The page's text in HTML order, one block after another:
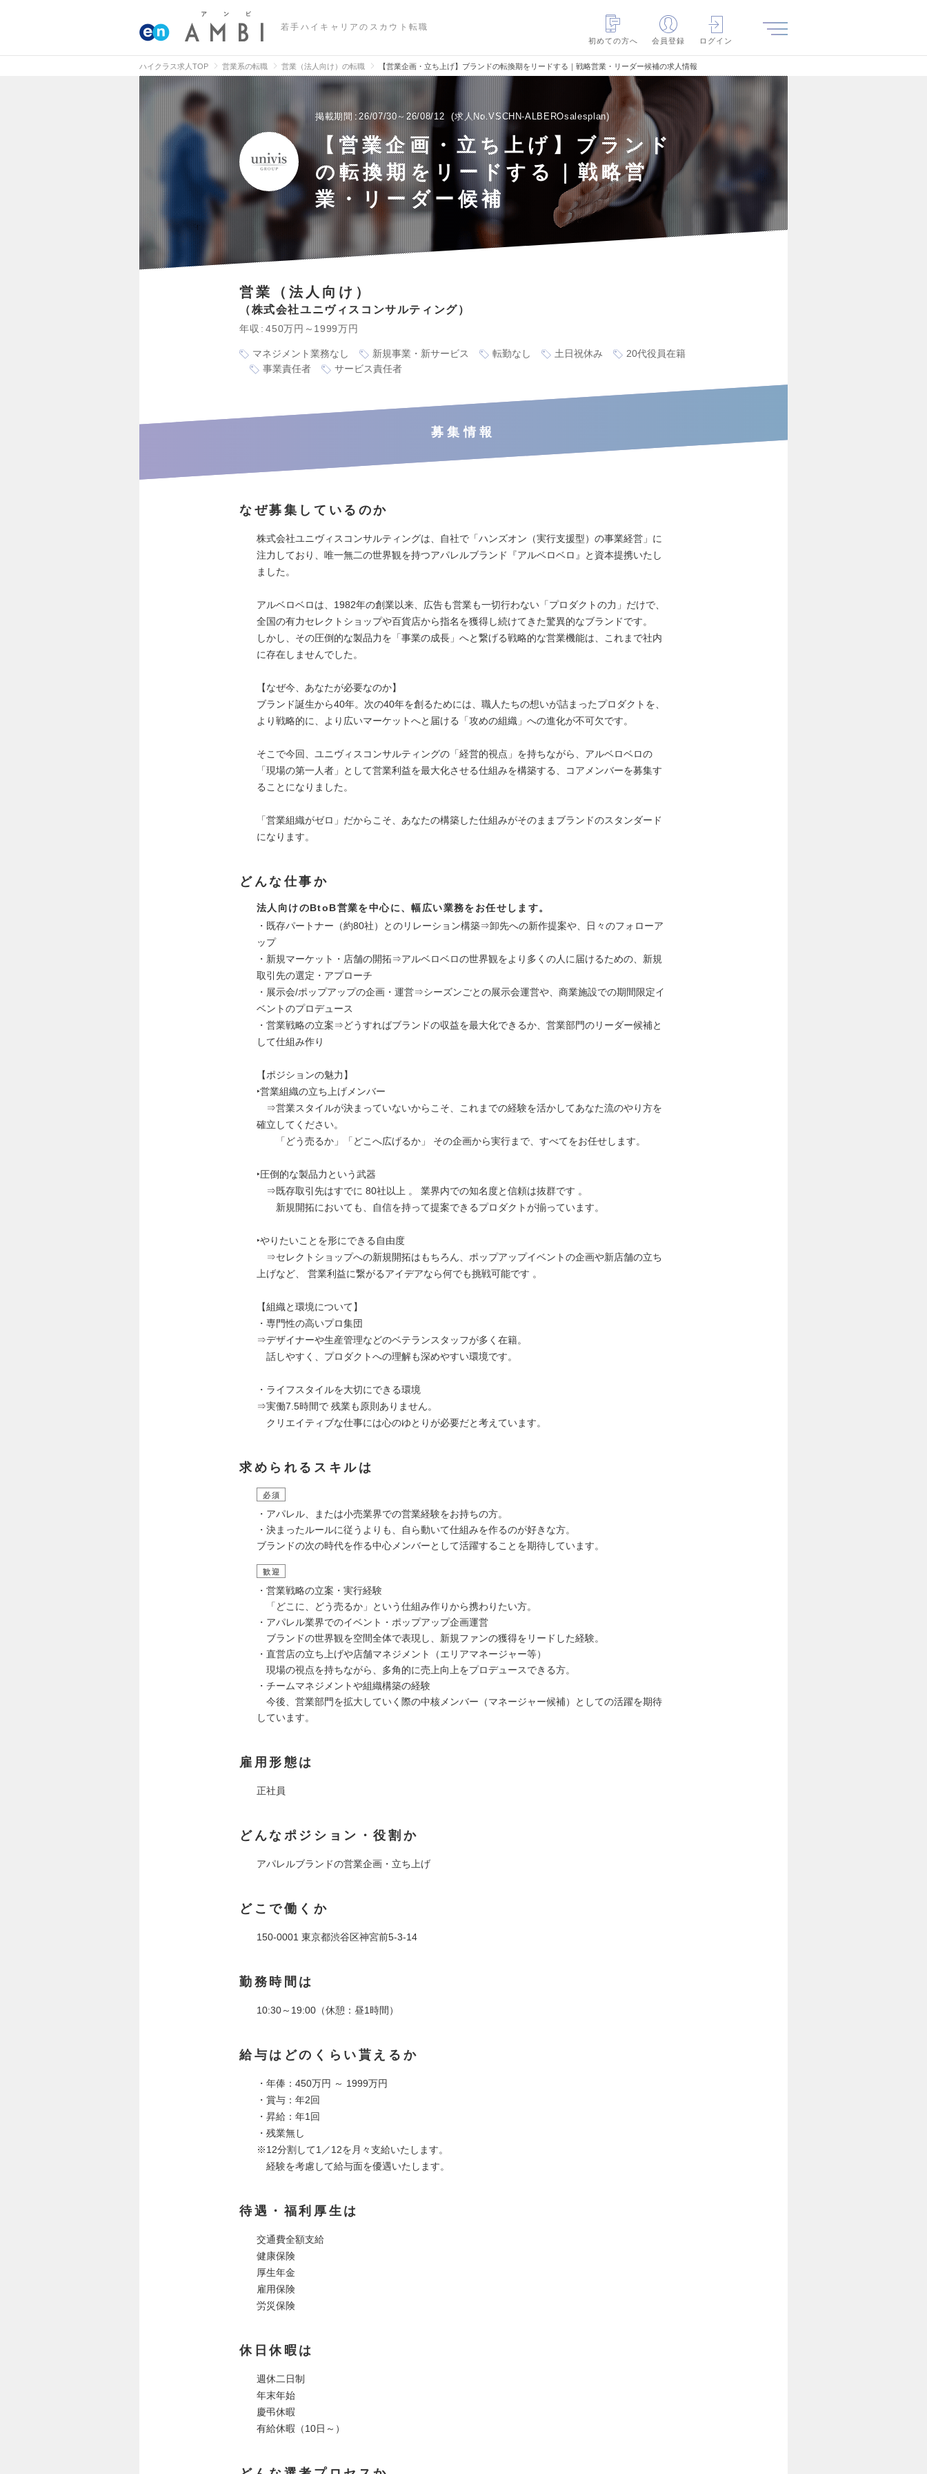
若手ハイキャリアのスカウト転職
初めての方へ
会員登録 ログイン
ハイクラス求人TOP 営業系の転職 営業（法人向け）の転職 【営業企画・立ち上げ】ブランドの転換期をリードする｜戦略営業・リーダー候補の求人情報
掲載期間 26/07/30～26/08/12 求人No.VSCHN-ALBEROsalesplan
【営業企画・立ち上げ】ブランド
の転換期をリードする｜戦略営
業・リーダー候補
営業（法人向け）
株式会社ユニヴィスコンサルティング
年収 450万円～1999万円
マネジメント業務なし 新規事業・新サービス 転勤なし 土日祝休み
20代役員在籍
事業責任者
サービス責任者
募集情報
なぜ募集しているのか
株式会社ユニヴィスコンサルティングは、自社で「ハンズオン（実行支援型）の事業経営」に
注力しており、唯一無二の世界観を持つアパレルブランド『アルベロベロ』と資本提携いたし
ました。
アルベロベロは、1982年の創業以来、広告も営業も一切行わない「プロダクトの力」だけで、
全国の有力セレクトショップや百貨店から指名を獲得し続けてきた驚異的なブランドです。
しかし、その圧倒的な製品力を「事業の成長」へと繋げる戦略的な営業機能は、これまで社内
に存在しませんでした。
【なぜ今、あなたが必要なのか】
ブランド誕生から40年。次の40年を創るためには、職人たちの想いが詰まったプロダクトを、
より戦略的に、より広いマーケットへと届ける「攻めの組織」への進化が不可欠です。
そこで今回、ユニヴィスコンサルティングの「経営的視点」を持ちながら、アルベロベロの
「現場の第一人者」として営業利益を最大化させる仕組みを構築する、コアメンバーを募集す
ることになりました。
「営業組織がゼロ」だからこそ、あなたの構築した仕組みがそのままブランドのスタンダード
になります。
どんな仕事か
法人向けのBtoB営業を中心に、幅広い業務をお任せします。
・既存パートナー（約80社）とのリレーション構築⇒卸先への新作提案や、日々のフォローア
ップ
・新規マーケット・店舗の開拓⇒アルベロベロの世界観をより多くの人に届けるための、新規
取引先の選定・アプローチ
・展示会/ポップアップの企画・運営⇒シーズンごとの展示会運営や、商業施設での期間限定イ
ベントのプロデュース
・営業戦略の立案⇒どうすればブランドの収益を最大化できるか、営業部門のリーダー候補と
して仕組み作り
【ポジションの魅力】
‣営業組織の立ち上げメンバー
⇒営業スタイルが決まっていないからこそ、これまでの経験を活かしてあなた流のやり方を
確立してください。
「どう売るか」「どこへ広げるか」 その企画から実行まで、すべてをお任せします。
‣圧倒的な製品力という武器
⇒既存取引先はすでに 80社以上 。 業界内での知名度と信頼は抜群です 。
新規開拓においても、自信を持って提案できるプロダクトが揃っています。
‣やりたいことを形にできる自由度
⇒セレクトショップへの新規開拓はもちろん、ポップアップイベントの企画や新店舗の立ち
上げなど、 営業利益に繋がるアイデアなら何でも挑戦可能です 。
【組織と環境について】
・専門性の高いプロ集団
⇒デザイナーや生産管理などのベテランスタッフが多く在籍。
話しやすく、プロダクトへの理解も深めやすい環境です。
・ライフスタイルを大切にできる環境
⇒実働7.5時間で 残業も原則ありません。
クリエイティブな仕事には心のゆとりが必要だと考えています。
求められるスキルは
必須
・アパレル、または小売業界での営業経験をお持ちの方。
・決まったルールに従うよりも、自ら動いて仕組みを作るのが好きな方。
ブランドの次の時代を作る中心メンバーとして活躍することを期待しています。
歓迎
・営業戦略の立案・実行経験
「どこに、どう売るか」という仕組み作りから携わりたい方。
・アパレル業界でのイベント・ポップアップ企画運営
ブランドの世界観を空間全体で表現し、新規ファンの獲得をリードした経験。
・直営店の立ち上げや店舗マネジメント（エリアマネージャー等）
現場の視点を持ちながら、多角的に売上向上をプロデュースできる方。
・チームマネジメントや組織構築の経験
今後、営業部門を拡大していく際の中核メンバー（マネージャー候補）としての活躍を期待
しています。
雇用形態は
正社員
どんなポジション・役割か
アパレルブランドの営業企画・立ち上げ
どこで働くか
150-0001 東京都渋谷区神宮前5-3-14
勤務時間は
10:30～19:00（休憩：昼1時間）
給与はどのくらい貰えるか
・年俸：450万円 ～ 1999万円
・賞与：年2回
・昇給：年1回
・残業無し
※12分割して1／12を月々支給いたします。
経験を考慮して給与面を優遇いたします。
待遇・福利厚生は
交通費全額支給
健康保険
厚生年金
雇用保険
労災保険
休日休暇は
週休二日制
年末年始
慶弔休暇
有給休暇（10日～）